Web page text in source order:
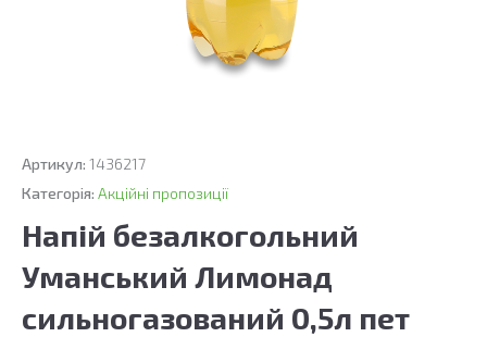
Артикул: 1436217
Категорія: Акційні пропозиції
Напій безалкогольний
Уманський Лимонад
сильногазований 0,5л пет